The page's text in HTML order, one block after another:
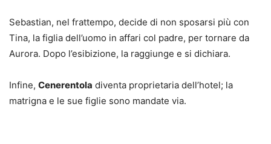
Sebastian, nel frattempo, decide di non sposarsi più con
Tina, la figlia dell’uomo in affari col padre, per tornare da
Aurora. Dopo l’esibizione, la raggiunge e si dichiara.
Infine, Cenerentola diventa proprietaria dell’hotel; la
matrigna e le sue figlie sono mandate via.